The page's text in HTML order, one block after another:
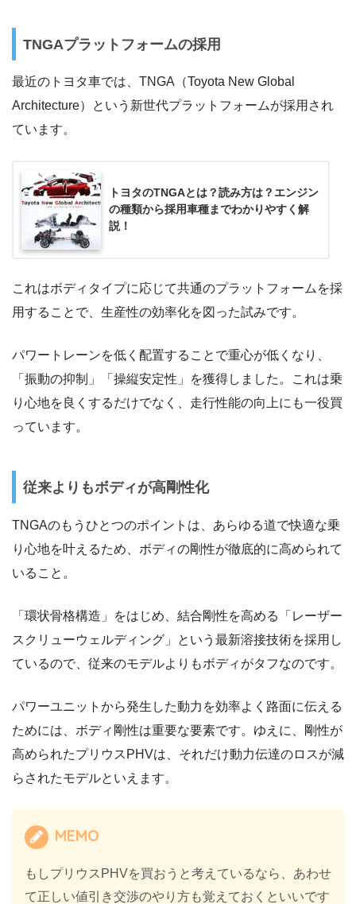
TNGAプラットフォームの採用
最近のトヨタ車では、TNGA（Toyota New Global
Architecture）という新世代プラットフォームが採用され
ています。
トヨタのTNGAとは？読み方は？エンジン
の種類から採用車種までわかりやすく解
説！
これはボディタイプに応じて共通のプラットフォームを採
用することで、生産性の効率化を図った試みです。
パワートレーンを低く配置することで重心が低くなり、
「振動の抑制」「操縦安定性」を獲得しました。これは乗
り心地を良くするだけでなく、走行性能の向上にも一役買
っています。
従来よりもボディが高剛性化
TNGAのもうひとつのポイントは、あらゆる道で快適な乗
り心地を叶えるため、ボディの剛性が徹底的に高められて
いること。
「環状骨格構造」をはじめ、結合剛性を高める「レーザー
スクリューウェルディング」という最新溶接技術を採用し
ているので、従来のモデルよりもボディがタフなのです。
パワーユニットから発生した動力を効率よく路面に伝える
ためには、ボディ剛性は重要な要素です。ゆえに、剛性が
高められたプリウスPHVは、それだけ動力伝達のロスが減
らされたモデルといえます。
MEMO
もしプリウスPHVを買おうと考えているなら、あわせ
て正しい値引き交渉のやり方も覚えておくといいです